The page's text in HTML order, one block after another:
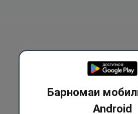
Барномаи
Android